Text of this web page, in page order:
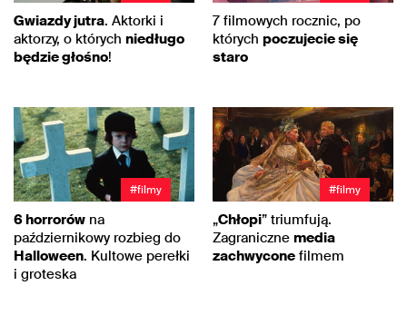
Gwiazdy jutra. Aktorki i
aktorzy, o których niedługo
będzie głośno!
7 filmowych rocznic, po
których poczujecie się
staro
#filmy
6 horrorów na
październikowy rozbieg do
Halloween. Kultowe perełki
i groteska
#filmy
„Chłopi” triumfują.
Zagraniczne media
zachwycone filmem